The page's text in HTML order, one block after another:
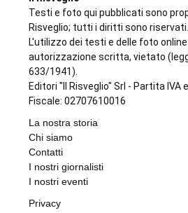
Testi e foto qui pubblicati sono
Risveglio; tutti i diritti sono riservati.
L'utilizzo dei testi e delle foto
autorizzazione scritta, vietato
633/1941).
Editori "Il Risveglio" Srl - Partita IVA
Fiscale: 02707610016
La nostra storia
Chi siamo
Contatti
I nostri giornalisti
I nostri eventi
Privacy